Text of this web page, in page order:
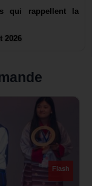
qui rappellent la
2026
Flash